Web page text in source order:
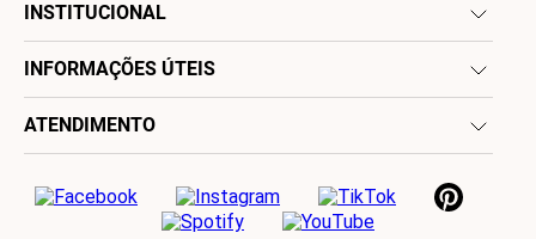
INSTITUCIONAL
INFORMAÇÕES ÚTEIS
ATENDIMENTO